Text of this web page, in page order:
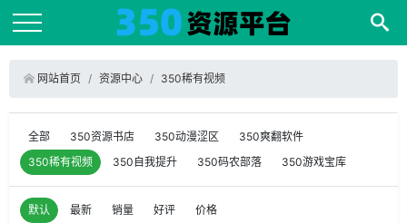
网站首页 资源中心 350稀有视频
全部 350资源书店 350动漫涩区
350爽翻软件
350稀有视频
350自我提升 350码农部落 350游戏宝库
默认 最新 销量 好评 价格